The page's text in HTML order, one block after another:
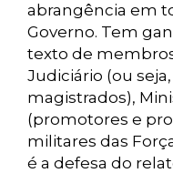
abrangência em
Governo. Tem
texto de
Judiciário (ou
magistrados),
(promotores e
militares das
é a defesa do